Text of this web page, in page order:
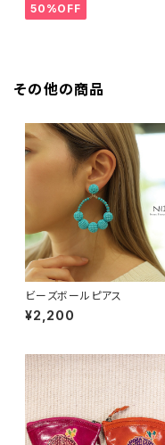
50%OFF
その他の商品
ビーズボールピアス
¥2,200